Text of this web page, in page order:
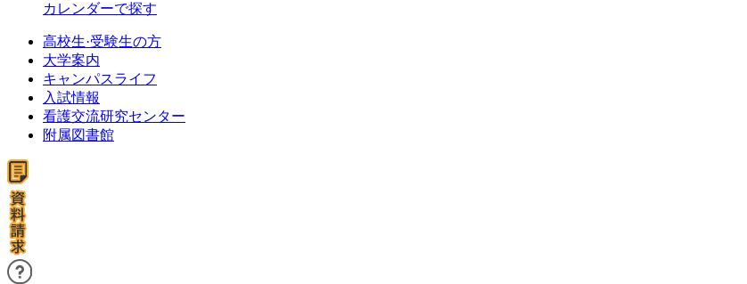
カレンダーで探す
高校生·受験生の方
大学案内
キャンパスライフ
入試情報
看護交流研究センター
附属図書館